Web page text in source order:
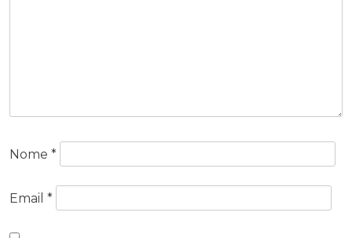
Nome *
Email *